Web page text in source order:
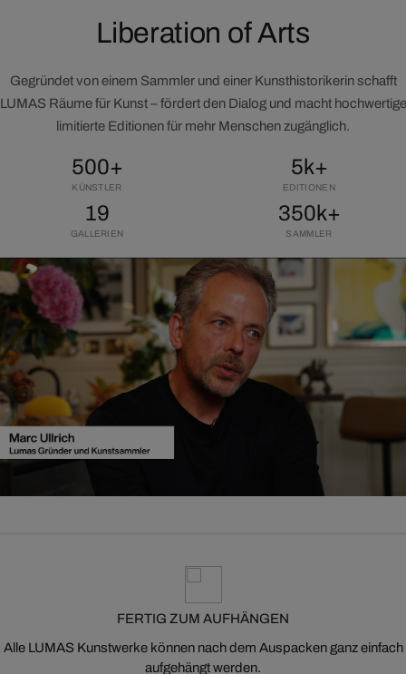
Liberation of Arts
Gegründet von einem Sammler und einer Kunsthistorikerin schafft
LUMAS Räume für Kunst – fördert den Dialog und macht hochwertige
limitierte Editionen für mehr Menschen zugänglich.
500+
KÜNSTLER
5k+
EDITIONEN
19
GALLERIEN
350k+
SAMMLER
FERTIG ZUM AUFHÄNGEN
Alle LUMAS Kunstwerke können nach dem Auspacken ganz einfach
aufgehängt werden.